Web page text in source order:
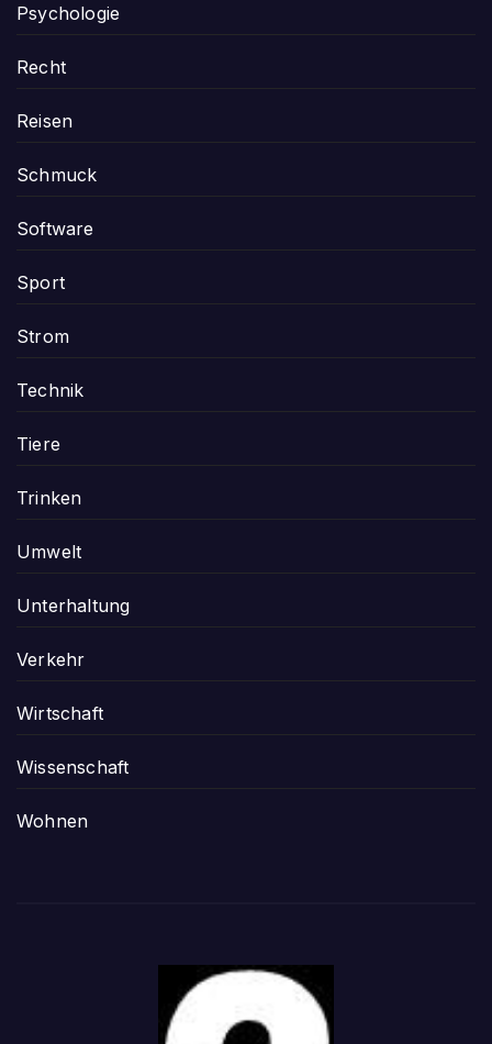
Psychologie
Recht
Reisen
Schmuck
Software
Sport
Strom
Technik
Tiere
Trinken
Umwelt
Unterhaltung
Verkehr
Wirtschaft
Wissenschaft
Wohnen